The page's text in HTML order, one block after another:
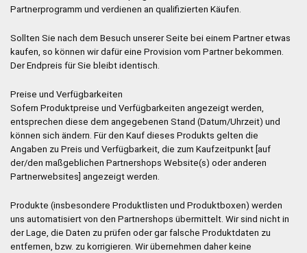
Partnerprogramm und verdienen an qualifizierten Käufen.
Sollten Sie nach dem Besuch unserer Seite bei einem Partner etwas
kaufen, so können wir dafür eine Provision vom Partner bekommen.
Der Endpreis für Sie bleibt identisch.
Preise und Verfügbarkeiten
Sofern Produktpreise und Verfügbarkeiten angezeigt werden,
entsprechen diese dem angegebenen Stand (Datum/Uhrzeit) und
können sich ändern. Für den Kauf dieses Produkts gelten die
Angaben zu Preis und Verfügbarkeit, die zum Kaufzeitpunkt [auf
der/den maßgeblichen Partnershops Website(s) oder anderen
Partnerwebsites] angezeigt werden.
Produkte (insbesondere Produktlisten und Produktboxen) werden
uns automatisiert von den Partnershops übermittelt. Wir sind nicht in
der Lage, die Daten zu prüfen oder gar falsche Produktdaten zu
entfernen, bzw. zu korrigieren. Wir übernehmen daher keine